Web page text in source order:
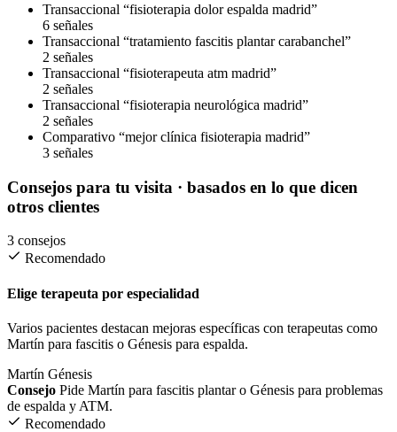
Transaccional “fisioterapia dolor espalda madrid”
6 señales
Transaccional “tratamiento fascitis plantar carabanchel”
2 señales
Transaccional “fisioterapeuta atm madrid”
2 señales
Transaccional “fisioterapia neurológica madrid”
2 señales
Comparativo “mejor clínica fisioterapia madrid”
3 señales
Consejos para tu visita · basados en lo que dicen
otros clientes
3 consejos
Recomendado
Elige terapeuta por especialidad
Varios pacientes destacan mejoras específicas con terapeutas como
Martín para fascitis o Génesis para espalda.
Martín Génesis
Consejo Pide Martín para fascitis plantar o Génesis para problemas
de espalda y ATM.
Recomendado